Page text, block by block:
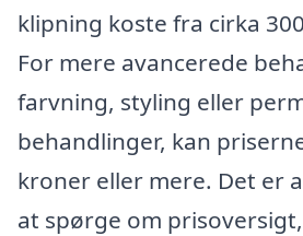
klipning koste fra cirka
For mere avancerede
farvning, styling eller
behandlinger, kan
kroner eller mere. Det er
at spørge om